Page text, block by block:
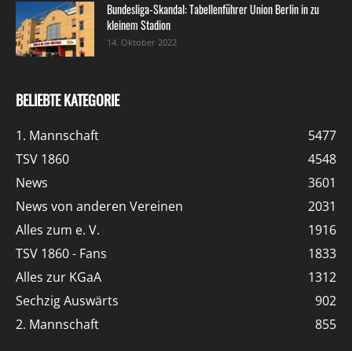
Bundesliga-Skandal: Tabellenführer Union Berlin in zu
kleinem Stadion
14. Oktober 2022
BELIEBTE KATEGORIE
1. Mannschaft
5477
TSV 1860
4548
News
3601
News von anderen Vereinen
2031
Alles zum e. V.
1916
TSV 1860 - Fans
1833
Alles zur KGaA
1312
Sechzig Auswärts
902
2. Mannschaft
855